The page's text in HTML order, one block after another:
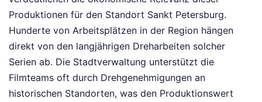
Produktionen für den Standort Sankt Petersburg.
Hunderte von Arbeitsplätzen in der Region hängen
direkt von den langjährigen Dreharbeiten solcher
Serien ab. Die Stadtverwaltung unterstützt die
Filmteams oft durch Drehgenehmigungen an
historischen Standorten, was den Produktionswert